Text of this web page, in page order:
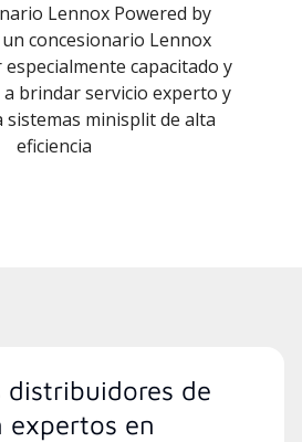
Lennox Powered by
concesionario Lennox
capacitado y
brindar servicio experto y
minisplit de alta
eficiencia
distribuidores de
expertos en